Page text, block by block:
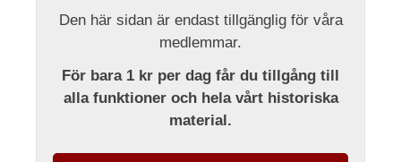
Den här sidan är endast tillgänglig för våra
medlemmar.
För bara 1 kr per dag får du tillgång till
alla funktioner och hela vårt historiska
material.